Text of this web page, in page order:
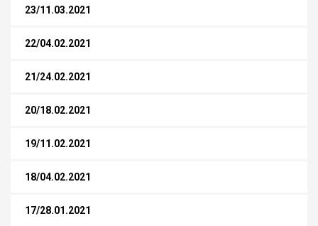
23/11.03.2021
22/04.02.2021
21/24.02.2021
20/18.02.2021
19/11.02.2021
18/04.02.2021
17/28.01.2021